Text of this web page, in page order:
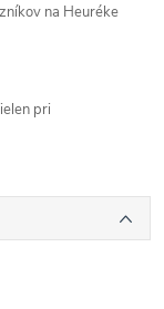
na Heuréke
pri